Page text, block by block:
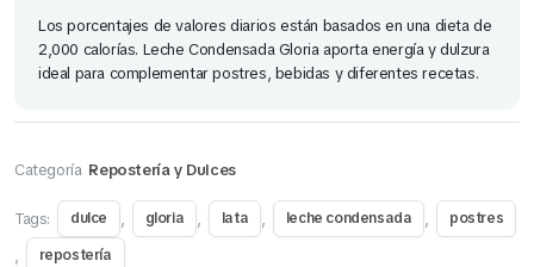
Los porcentajes de valores diarios están basados en una dieta de
2,000 calorías. Leche Condensada Gloria aporta energía y dulzura
ideal para complementar postres, bebidas y diferentes recetas.
Categoría Repostería y Dulces
Tags: dulce , gloria , lata , leche condensada , postres
, repostería